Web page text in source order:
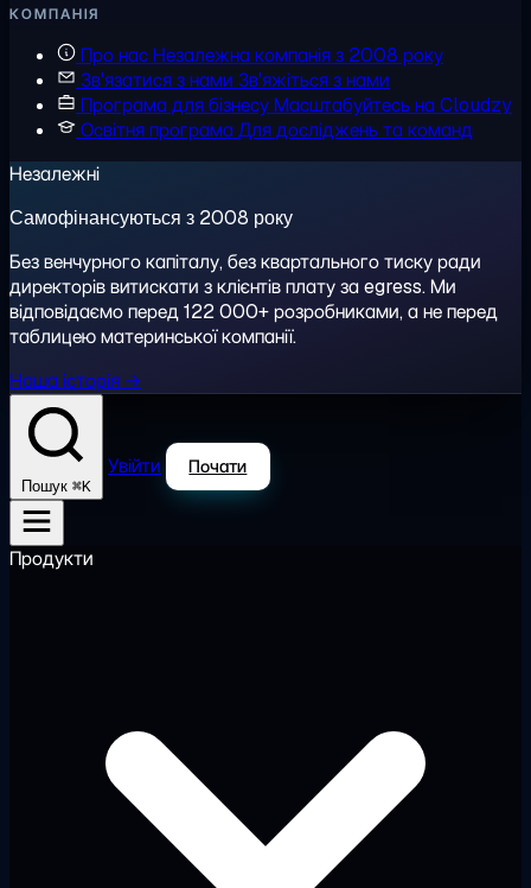
КОМПАНІЯ
Про насНезалежна компанія з 2008 року
Зв'язатися з нами Зв'яжіться з нами
Програма для бізнесуМасштабуйтесь на Cloudzy
Освітня програмаДля досліджень та команд
Незалежні
Самофінансуються з 2008 року
Без венчурного капіталу, без квартального тиску ради
директорів витискати з клієнтів плату за egress. Ми
відповідаємо перед 122 000+ розробниками, а не перед
таблицею материнської компанії.
Наша історія →
Пошук ⌘K
Увійти Почати
Продукти